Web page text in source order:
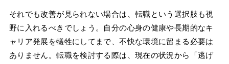
それでも改善が見られない場合は、転職という選択肢も視
野に入れるべきでしょう。自分の心身の健康や長期的なキ
ャリア発展を犠牲にしてまで、不快な環境に留まる必要は
ありません。転職を検討する際は、現在の状況から「逃げ